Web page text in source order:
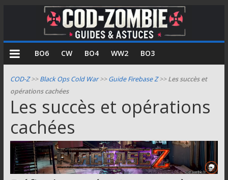
COD
Zombie
Guides
et
astuces
pour
le
mode
zombie
BO6 CW BO4 WW2 BO3
COD-Z>>Black Ops Cold War>>Guide Firebase Z>>Les succès et
opérations cachées
Les succès et opérations
cachées